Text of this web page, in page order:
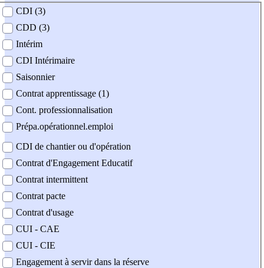
contrat
CDI (3)
CDD (3)
Intérim
CDI Intérimaire
Saisonnier
Contrat apprentissage (1)
Cont. professionnalisation
Prépa.opérationnel.emploi
CDI de chantier ou d'opération
Contrat d'Engagement Educatif
Contrat intermittent
Contrat pacte
Contrat d'usage
CUI - CAE
CUI - CIE
Engagement à servir dans la réserve